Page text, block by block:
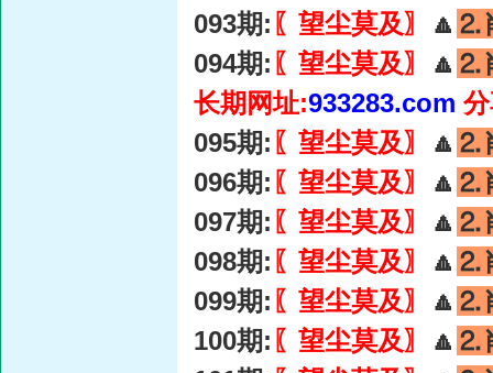
093期: 〖望尘莫及〗 🔼 ⒉
094期: 〖望尘莫及〗 🔼 ⒉
长期网址:933283.com
095期: 〖望尘莫及〗 🔼 ⒉
096期: 〖望尘莫及〗 🔼 ⒉
097期: 〖望尘莫及〗 🔼 ⒉
098期: 〖望尘莫及〗 🔼 ⒉
099期: 〖望尘莫及〗 🔼 ⒉
100期: 〖望尘莫及〗 🔼 ⒉